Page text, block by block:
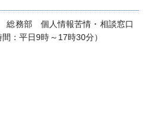
総務部 個人情報苦情・相談窓口
：平日9時～17時30分）